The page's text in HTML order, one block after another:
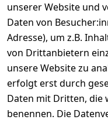
unserer Website und
Daten von
Adresse), um z.B.
von Drittanbietern
unsere Website zu
erfolgt erst durch
Daten mit Dritten, die
benennen. Die